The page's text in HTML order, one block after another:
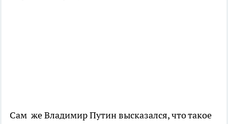
Сам же Владимир Путин высказался, что такое